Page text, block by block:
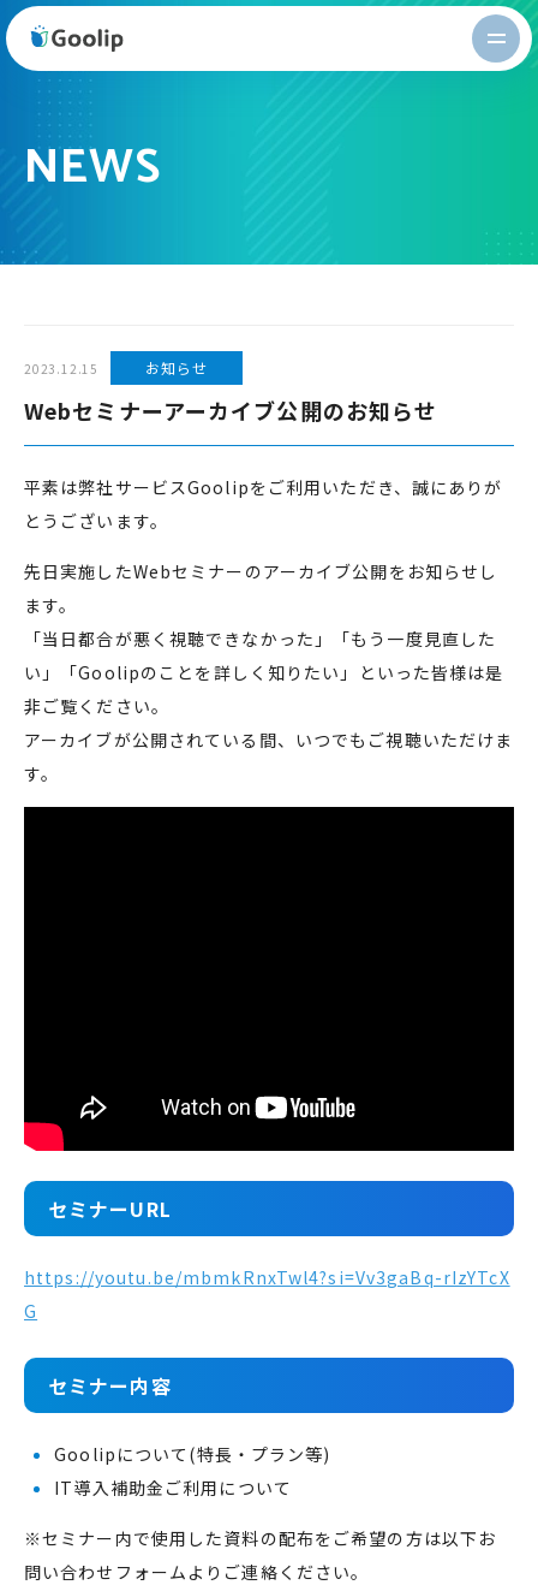
NEWS
2023.12.15 お知らせ
Webセミナーアーカイブ公開のお知らせ
平素は弊社サービスGoolipをご利用いただき、誠にありが
とうございます。
先日実施したWebセミナーのアーカイブ公開をお知らせし
ます。
「当日都合が悪く視聴できなかった」「もう一度見直した
い」「Goolipのことを詳しく知りたい」といった皆様は是
非ご覧ください。
アーカイブが公開されている間、いつでもご視聴いただけま
す。
セミナーURL
https://youtu.be/mbmkRnxTwl4?si=Vv3gaBq-rIzYTcX
G
セミナー内容
Goolipについて(特長・プラン等)
IT導入補助金ご利用について
※セミナー内で使用した資料の配布をご希望の方は以下お
問い合わせフォームよりご連絡ください。